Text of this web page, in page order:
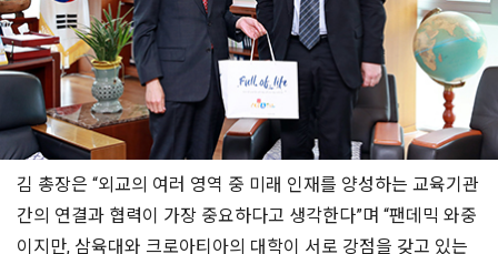
김 총장은 “외교의 여러 영역 중 미래 인재를 양성하는 교육기관
간의 연결과 협력이 가장 중요하다고 생각한다”며 “팬데믹 와중
이지만, 삼육대와 크로아티아의 대학이 서로 강점을 갖고 있는